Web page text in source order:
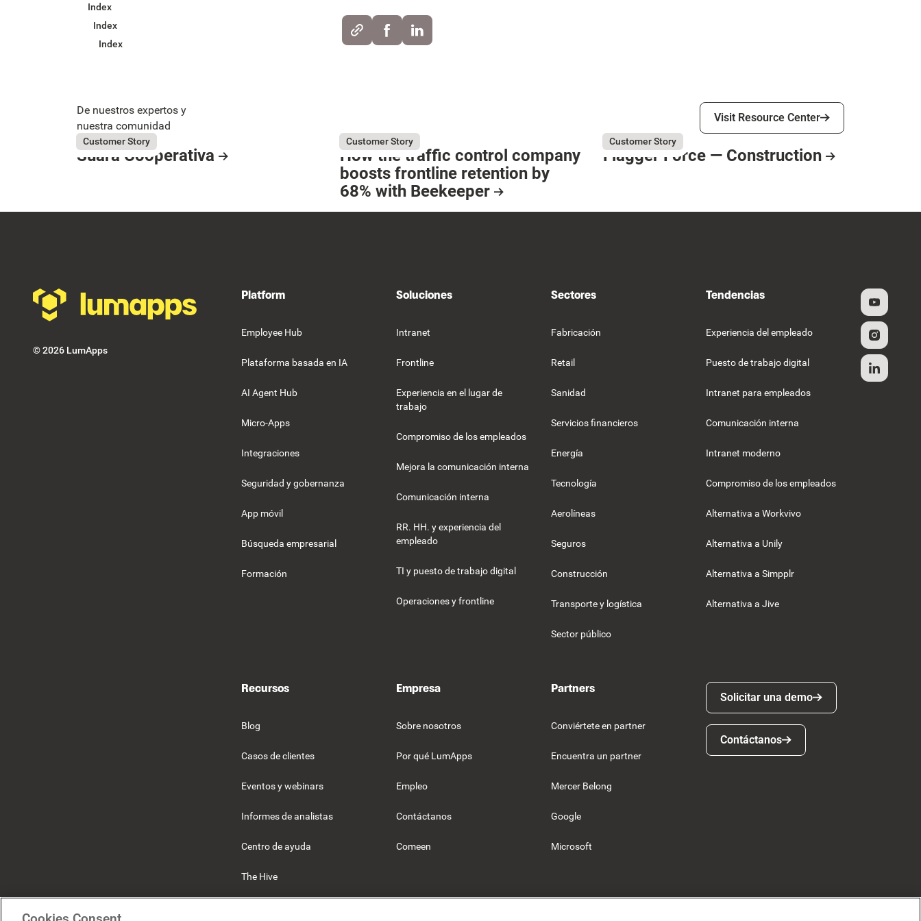
Index
Index
Index
Button Text
De nuestros expertos y
nuestra comunidad
Visit Resource Center
Visit Resource Center
July 31, 2026
Customer Story
Suara Cooperativa
Suara Cooperativa
July 31, 2026
Customer Story
Flagger Force
How the traffic control company
boosts frontline retention by
68% with Beekeeper
Resource Card
July 31, 2026
Customer Story
Flagger Force
Flagger Force — Construction
©2026 LumApps
Platform
Employee Hub
Plataforma basada en IA
AI Agent Hub
Micro-Apps
Integraciones
Seguridad y gobernanza
App móvil
Búsqueda empresarial
Formación
Soluciones
Intranet
Frontline
Experiencia en el lugar de
trabajo
Compromiso de los empleados
Mejora la comunicación interna
Comunicación interna
RR. HH. y experiencia del
empleado
TI y puesto de trabajo digital
Operaciones y frontline
Sectores
Fabricación
Retail
Sanidad
Servicios financieros
Energía
Tecnología
Aerolíneas
Seguros
Construcción
Transporte y logística
Sector público
Tendencias
Experiencia del empleado
Puesto de trabajo digital
Intranet para empleados
Comunicación interna
Intranet moderno
Compromiso de los empleados
Alternativa a Workvivo
Alternativa a Unily
Alternativa a Simpplr
Alternativa a Jive
Recursos
Blog
Casos de clientes
Eventos y webinars
Informes de analistas
Centro de ayuda
The Hive
Empresa
Sobre nosotros
Por qué LumApps
Empleo
Contáctanos
Comeen
Partners
Conviértete en partner
Encuentra un partner
Mercer Belong
Google
Microsoft
Solicitar una demo
Solicitar una demo
Contáctanos
Contáctanos